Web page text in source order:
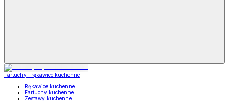
Fartuchy i rękawice kuchenne
Rękawice kuchenne
Fartuchy kuchenne
Zestawy kuchenne